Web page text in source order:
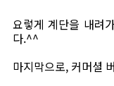
요렇게 계단을 내려
다.^^
마지막으로, 커머셜